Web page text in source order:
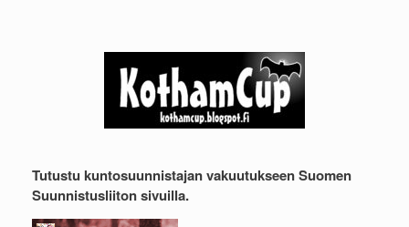
Tutustu kuntosuunnistajan vakuutukseen Suomen
Suunnistusliiton sivuilla.